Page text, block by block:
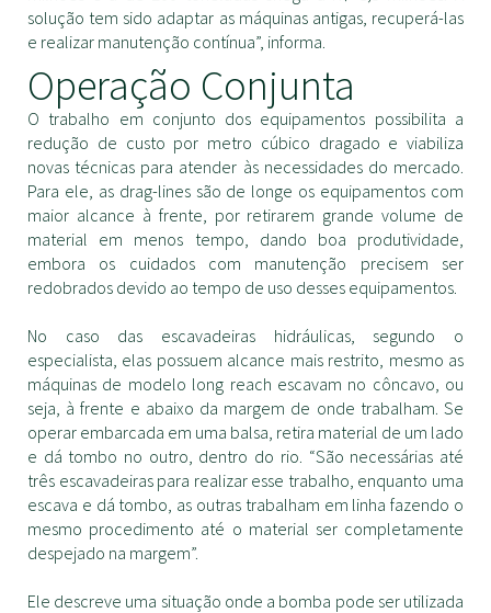
solução tem sido adaptar as máquinas antigas, recuperá-las
e realizar manutenção contínua”, informa.
Operação Conjunta
O trabalho em conjunto dos equipamentos possibilita a
redução de custo por metro cúbico dragado e viabiliza
novas técnicas para atender às necessidades do mercado.
Para ele, as drag-lines são de longe os equipamentos com
maior alcance à frente, por retirarem grande volume de
material em menos tempo, dando boa produtividade,
embora os cuidados com manutenção precisem ser
redobrados devido ao tempo de uso desses equipamentos.
No caso das escavadeiras hidráulicas, segundo o
especialista, elas possuem alcance mais restrito, mesmo as
máquinas de modelo long reach escavam no côncavo, ou
seja, à frente e abaixo da margem de onde trabalham. Se
operar embarcada em uma balsa, retira material de um lado
e dá tombo no outro, dentro do rio. “São necessárias até
três escavadeiras para realizar esse trabalho, enquanto uma
escava e dá tombo, as outras trabalham em linha fazendo o
mesmo procedimento até o material ser completamente
despejado na margem”.
Ele descreve uma situação onde a bomba pode ser utilizada